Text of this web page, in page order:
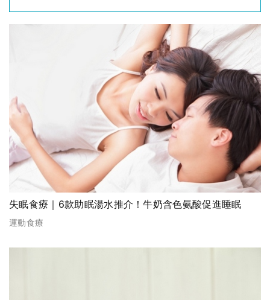
失眠食療｜6款助眠湯水推介！牛奶含色氨酸促進睡眠
運動食療